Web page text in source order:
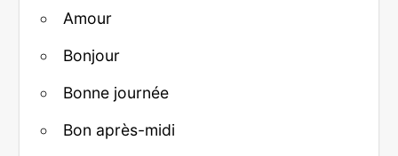
Amour
Bonjour
Bonne journée
Bon après-midi